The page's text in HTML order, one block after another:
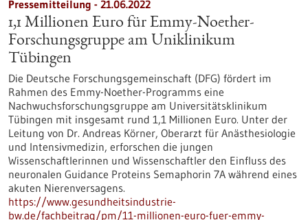
Pressemitteilung - 21.06.2022
1,1 Millionen Euro für Emmy-Noether-
Forschungsgruppe am Uniklinikum
Tübingen
Die Deutsche Forschungsgemeinschaft (DFG) fördert im
Rahmen des Emmy-Noether-Programms eine
Nachwuchsforschungsgruppe am Universitätsklinikum
Tübingen mit insgesamt rund 1,1 Millionen Euro. Unter der
Leitung von Dr. Andreas Körner, Oberarzt für Anästhesiologie
und Intensivmedizin, erforschen die jungen
Wissenschaftlerinnen und Wissenschaftler den Einfluss des
neuronalen Guidance Proteins Semaphorin 7A während eines
akuten Nierenversagens.
https://www.gesundheitsindustrie-
bw.de/fachbeitrag/pm/11-millionen-euro-fuer-emmy-